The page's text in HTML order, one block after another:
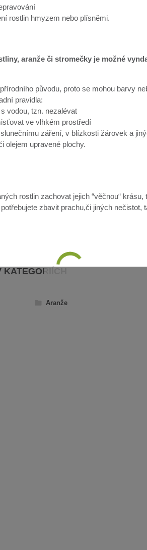
rostlin hmyzem nebo plísněmi.
aranže či stromečky je možné
původu, proto se mohou barvy
pravidla:
vodou, tzn. nezalévat
ve vlhkém prostředí
záření, v blízkosti žárovek a
olejem upravené plochy.
rostlin zachovat jejich “věčnou“
zbavit prachu,či jiných
Aranže